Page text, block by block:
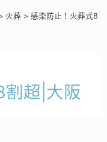
火葬 > 感染防止！火葬式8
割超|大阪